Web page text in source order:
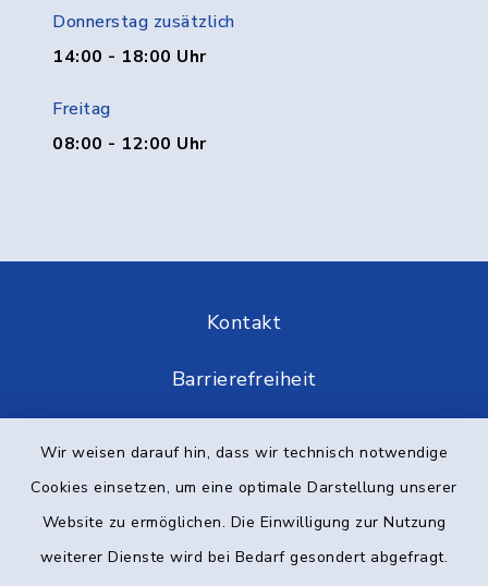
Wir weisen darauf hin, dass wir technisch notwendige
Cookies einsetzen, um eine optimale Darstellung unserer
Website zu ermöglichen. Die Einwilligung zur Nutzung
weiterer Dienste wird bei Bedarf gesondert abgefragt.
Donnerstag zusätzlich
14:00 - 18:00 Uhr
Freitag
08:00 - 12:00 Uhr
Kontakt
Barrierefreiheit
Impressum
Elektronische Kommunikation